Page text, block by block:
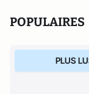
POPULAIRES
PLUS